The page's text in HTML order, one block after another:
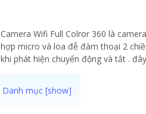
Camera Wifi Full Colror 360 là
hợp micro và loa đễ đàm thoại 2
khi phát hiện chuyển động và tắt .